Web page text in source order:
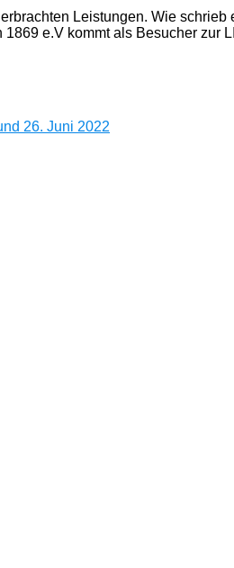
Leistungen. Wie schrieb
e.V kommt als Besucher zur
26. Juni 2022